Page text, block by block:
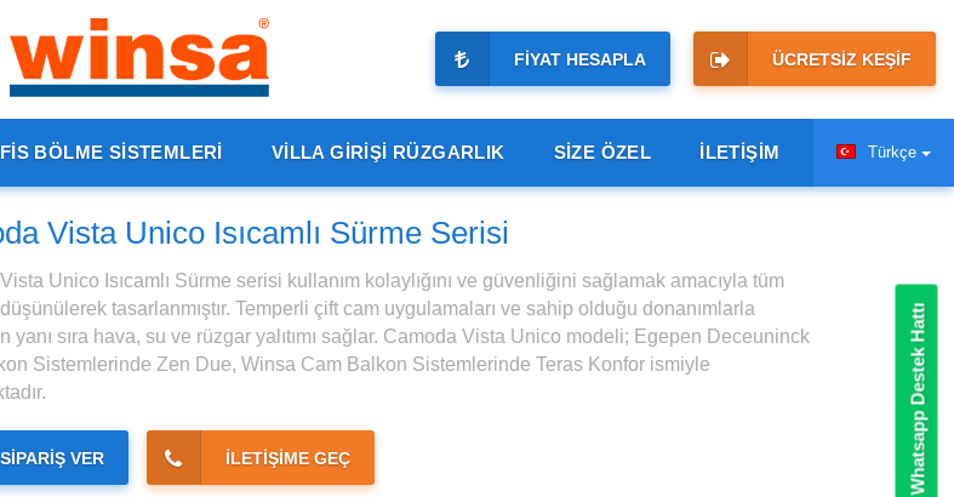
FİYAT HESAPLA ÜCRETSİZ KEŞİF
BÖLME SİSTEMLERİ VİLLA GİRİŞİ RÜZGARLIK SİZE ÖZEL İLETİŞİM Türkçe
Vista Unico Isıcamlı Sürme Serisi
Unico Isıcamlı Sürme serisi kullanım kolaylığını ve güvenliğini sağlamak amacıyla tüm
düşünülerek tasarlanmıştır. Temperli çift cam uygulamaları ve sahip olduğu donanımlarla
yanı sıra hava, su ve rüzgar yalıtımı sağlar. Camoda Vista Unico modeli; Egepen Deceuninck
Sistemlerinde Zen Due, Winsa Cam Balkon Sistemlerinde Teras Konfor ismiyle
SİPARİŞ VER İLETİŞİME GEÇ Whatsapp Destek Hattı